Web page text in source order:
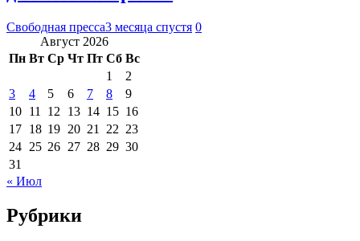
Свободная пресса3 месяца спустя 0
Август 2026
Пн Вт Ср Чт Пт Сб Вс
1
2
3
4 5 6 7 8
9
10 11 12 13 14 15 16
17 18 19 20 21 22 23
24 25 26 27 28 29 30
31
« Июл
Рубрики